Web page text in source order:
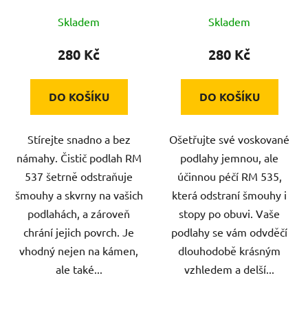
Skladem
280 Kč
DO KOŠÍKU
Stírejte snadno a bez
námahy. Čistič podlah RM
537 šetrně odstraňuje
šmouhy a skvrny na vašich
podlahách, a zároveň
chrání jejich povrch. Je
vhodný nejen na kámen,
ale také...
Skladem
280 Kč
DO KOŠÍKU
Ošetřujte své voskované
podlahy jemnou, ale
účinnou péčí RM 535,
která odstraní šmouhy i
stopy po obuvi. Vaše
podlahy se vám odvděčí
dlouhodobě krásným
vzhledem a delší...